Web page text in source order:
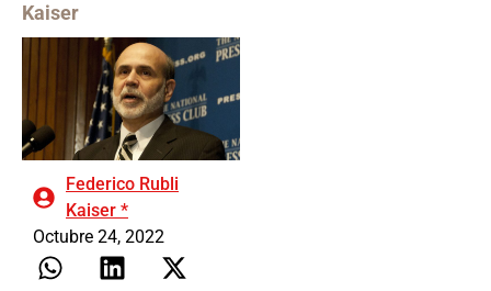
Kaiser
Federico Rubli
Kaiser *
Octubre 24, 2022